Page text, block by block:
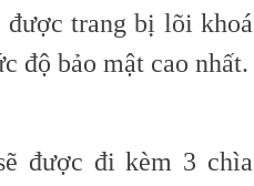
được trang bị lõi khoá
độ bảo mật cao nhất.
được đi kèm 3 chìa